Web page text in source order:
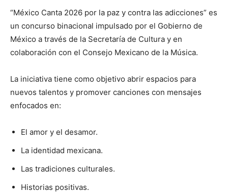
“México Canta 2026 por la paz y contra las adicciones” es
un concurso binacional impulsado por el Gobierno de
México a través de la Secretaría de Cultura y en
colaboración con el Consejo Mexicano de la Música.
La iniciativa tiene como objetivo abrir espacios para
nuevos talentos y promover canciones con mensajes
enfocados en:
El amor y el desamor.
La identidad mexicana.
Las tradiciones culturales.
Historias positivas.